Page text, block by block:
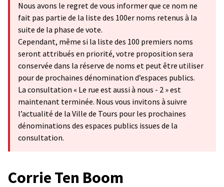
Nous avons le regret de vous informer que ce nom ne
fait pas partie de la liste des 100er noms retenus à la
suite de la phase de vote.
Cependant, même si la liste des 100 premiers noms
seront attribués en priorité, votre proposition sera
conservée dans la réserve de noms et peut être utiliser
pour de prochaines dénomination d’espaces publics.
La consultation « Le rue est aussi à nous - 2 » est
maintenant terminée. Nous vous invitons à suivre
l’actualité de la Ville de Tours pour les prochaines
dénominations des espaces publics issues de la
consultation.
Corrie Ten Boom